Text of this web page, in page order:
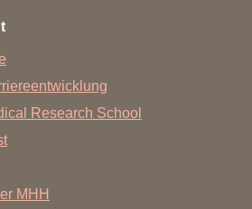
Research School
MHH